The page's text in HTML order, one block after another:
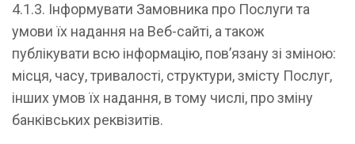
4.1.3. Інформувати Замовника про Послуги та
умови їх надання на Веб-сайті, а також
публікувати всю інформацію, пов’язану зі зміною:
місця, часу, тривалості, структури, змісту Послуг,
інших умов їх надання, в тому числі, про зміну
банківських реквізитів.